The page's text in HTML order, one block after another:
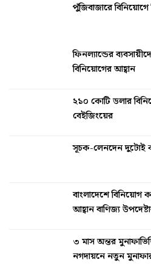
পুঁজিবাজারে
ফিনল্যান্ডের
বিনিয়োগের আহ্বান
২১০ কোটি ডলার
বেইজিংয়ের
সূচক-লেনদেন দুটোই
বাংলাদেশে বিনিয়োগ
আহ্বান বাণিজ্য
৩ মাস অন্তর
নগদায়নে নতুন